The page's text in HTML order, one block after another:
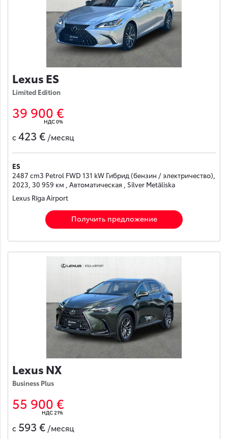
Lexus ES
Limited Edition
39 900 €
НДС 0%
с 423 € /месяц
ES
2487 cm3 Petrol FWD 131 kW Гибрид (бензин / электричество),
2023, 30 959 км , Автоматическая , Silver Metāliska
Lexus Rīga Airport
Получить предложение
Lexus NX
Business Plus
55 900 €
НДС 21%
с 593 € /месяц